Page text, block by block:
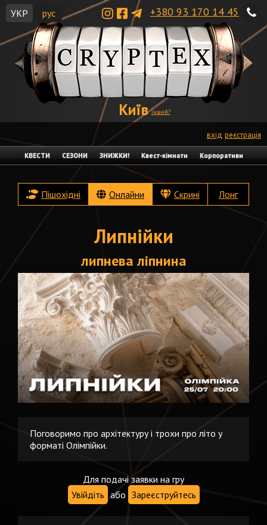
+380 93 170 14 45
Київ інший?
вхід реєстрація
КВЕСТИ СЕЗОНИ ЗНИЖКИ! Квест-кімнати Корпоративи
УКР рус
Пішохідні Онлайни Скрині Лонг
Липнійки
липнева ліпнина
Поговоримо про архітектуру і трохи про літо у
форматі Олімпійки.
Для подачі заявки на гру
Увійдіть або Зареєструйтесь